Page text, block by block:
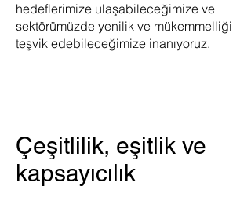
hedeflerimize ulaşabileceğimize ve
sektörümüzde yenilik ve mükemmelliği
teşvik edebileceğimize inanıyoruz.​
Çeşitlilik, eşitlik ve
kapsayıcılık